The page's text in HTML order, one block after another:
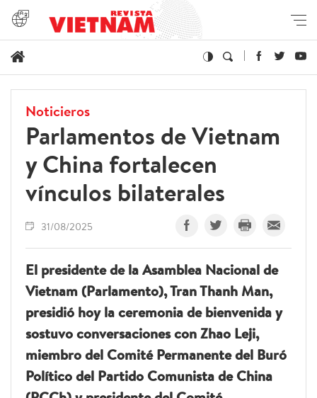
Noticieros
Parlamentos de Vietnam
y China fortalecen
vínculos bilaterales
31/08/2025
El presidente de la Asamblea Nacional de
Vietnam (Parlamento), Tran Thanh Man,
presidió hoy la ceremonia de bienvenida y
sostuvo conversaciones con Zhao Leji,
miembro del Comité Permanente del Buró
Político del Partido Comunista de China